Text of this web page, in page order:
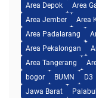
Area Depok
Area
Area Jember
Area
Area Padalarang
Area Pekalongan
Area Tangerang
bogor
BUMN D3
Jawa Barat